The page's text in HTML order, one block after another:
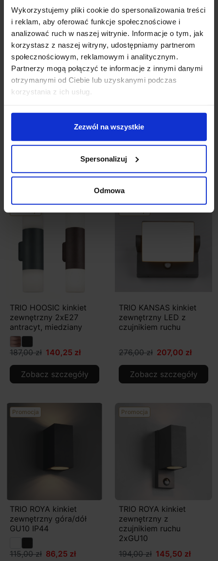
Wykorzystujemy pliki cookie do spersonalizowania treści
i reklam, aby oferować funkcje społecznościowe i
analizować ruch w naszej witrynie. Informacje o tym, jak
korzystasz z naszej witryny, udostępniamy partnerom
społecznościowym, reklamowym i analitycznym.
Partnerzy mogą połączyć te informacje z innymi danymi
otrzymanymi od Ciebie lub uzyskanymi podczas
korzystania z ich usług.
Zezwól na wszystkie
Spersonalizuj
Odmowa
Promocja
TRIO ELVO czarny
Zobacz szczegóły
Promocja
TRIO GARONNE kinkiet
Zobacz szczegóły
TRIO HOOSIC kinkiet
zewnętrzny 2xE27
antracyt, miedziany
187,00 zł 140,25 zł
Zobacz szczegóły
TRIO KANSAS kinkiet
zewnętrzny LED z
czujnikiem ruchu
276,00 zł 207,00 zł
Zobacz szczegóły
Promocja
TRIO ROYA kinkiet
zewnętrzny góra/dół
GU10 IP44
115,00 zł 86,25 zł
Promocja
TRIO ROYA kinkiet
zewnętrzny z
czujnikiem ruchu
2xGU10
194,00 zł 145,50 zł